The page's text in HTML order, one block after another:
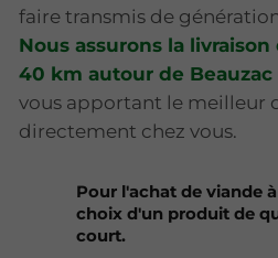
faire transmis de
Nous assurons la
40 km autour de
vous apportant le meilleur
directement chez vous.
Pour l'achat de viande
choix d'un produit de
court.